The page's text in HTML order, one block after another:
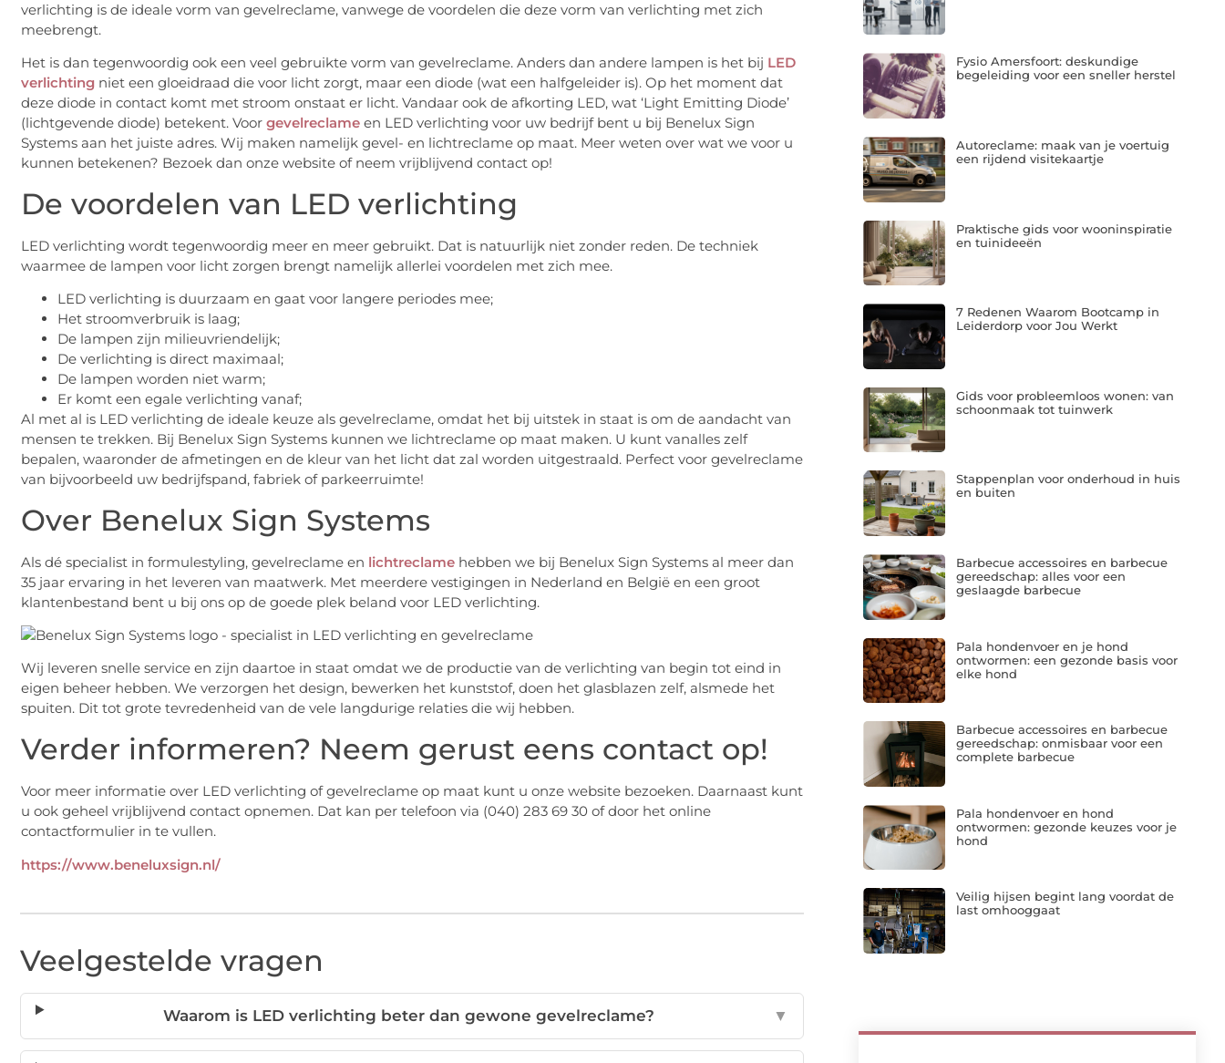
verlichting is de ideale vorm van gevelreclame, vanwege de voordelen die deze vorm van verlichting met zich
meebrengt.
Het is dan tegenwoordig ook een veel gebruikte vorm van gevelreclame. Anders dan andere lampen is het bij LED
verlichting niet een gloeidraad die voor licht zorgt, maar een diode (wat een halfgeleider is). Op het moment dat
deze diode in contact komt met stroom onstaat er licht. Vandaar ook de afkorting LED, wat ‘Light Emitting Diode’
(lichtgevende diode) betekent. Voor gevelreclame en LED verlichting voor uw bedrijf bent u bij Benelux Sign
Systems aan het juiste adres. Wij maken namelijk gevel- en lichtreclame op maat. Meer weten over wat we voor u
kunnen betekenen? Bezoek dan onze website of neem vrijblijvend contact op!
De voordelen van LED verlichting
LED verlichting wordt tegenwoordig meer en meer gebruikt. Dat is natuurlijk niet zonder reden. De techniek
waarmee de lampen voor licht zorgen brengt namelijk allerlei voordelen met zich mee.
LED verlichting is duurzaam en gaat voor langere periodes mee;
Het stroomverbruik is laag;
De lampen zijn milieuvriendelijk;
De verlichting is direct maximaal;
De lampen worden niet warm;
Er komt een egale verlichting vanaf;
Al met al is LED verlichting de ideale keuze als gevelreclame, omdat het bij uitstek in staat is om de aandacht van
mensen te trekken. Bij Benelux Sign Systems kunnen we lichtreclame op maat maken. U kunt vanalles zelf
bepalen, waaronder de afmetingen en de kleur van het licht dat zal worden uitgestraald. Perfect voor gevelreclame
van bijvoorbeeld uw bedrijfspand, fabriek of parkeerruimte!
Over Benelux Sign Systems
Als dé specialist in formulestyling, gevelreclame en lichtreclame hebben we bij Benelux Sign Systems al meer dan
35 jaar ervaring in het leveren van maatwerk. Met meerdere vestigingen in Nederland en België en een groot
klantenbestand bent u bij ons op de goede plek beland voor LED verlichting.
Wij leveren snelle service en zijn daartoe in staat omdat we de productie van de verlichting van begin tot eind in
eigen beheer hebben. We verzorgen het design, bewerken het kunststof, doen het glasblazen zelf, alsmede het
spuiten. Dit tot grote tevredenheid van de vele langdurige relaties die wij hebben.
Verder informeren? Neem gerust eens contact op!
Voor meer informatie over LED verlichting of gevelreclame op maat kunt u onze website bezoeken. Daarnaast kunt
u ook geheel vrijblijvend contact opnemen. Dat kan per telefoon via (040) 283 69 30 of door het online
contactformulier in te vullen.
https://www.beneluxsign.nl/
Veelgestelde vragen
Waarom is LED verlichting beter dan gewone gevelreclame? ▼
Fysio Amersfoort: deskundige
begeleiding voor een sneller herstel
Autoreclame: maak van je voertuig
een rijdend visitekaartje
Praktische gids voor wooninspiratie
en tuinideeën
7 Redenen Waarom Bootcamp in
Leiderdorp voor Jou Werkt
Gids voor probleemloos wonen: van
schoonmaak tot tuinwerk
Stappenplan voor onderhoud in huis
en buiten
Barbecue accessoires en barbecue
gereedschap: alles voor een
geslaagde barbecue
Pala hondenvoer en je hond
ontwormen: een gezonde basis voor
elke hond
Barbecue accessoires en barbecue
gereedschap: onmisbaar voor een
complete barbecue
Pala hondenvoer en hond
ontwormen: gezonde keuzes voor je
hond
Veilig hijsen begint lang voordat de
last omhooggaat